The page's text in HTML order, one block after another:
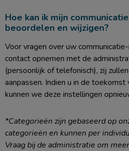
Hoe kan ik mijn
beoordelen en wijzigen?
Voor vragen over uw
contact opnemen met de
(persoonlijk of telefonisch), zij
aanpassen. Indien u in de
kunnen we deze instellingen
*Categorieën zijn gebaseerd op
categorieën en kunnen per
Vraag bij de administratie om